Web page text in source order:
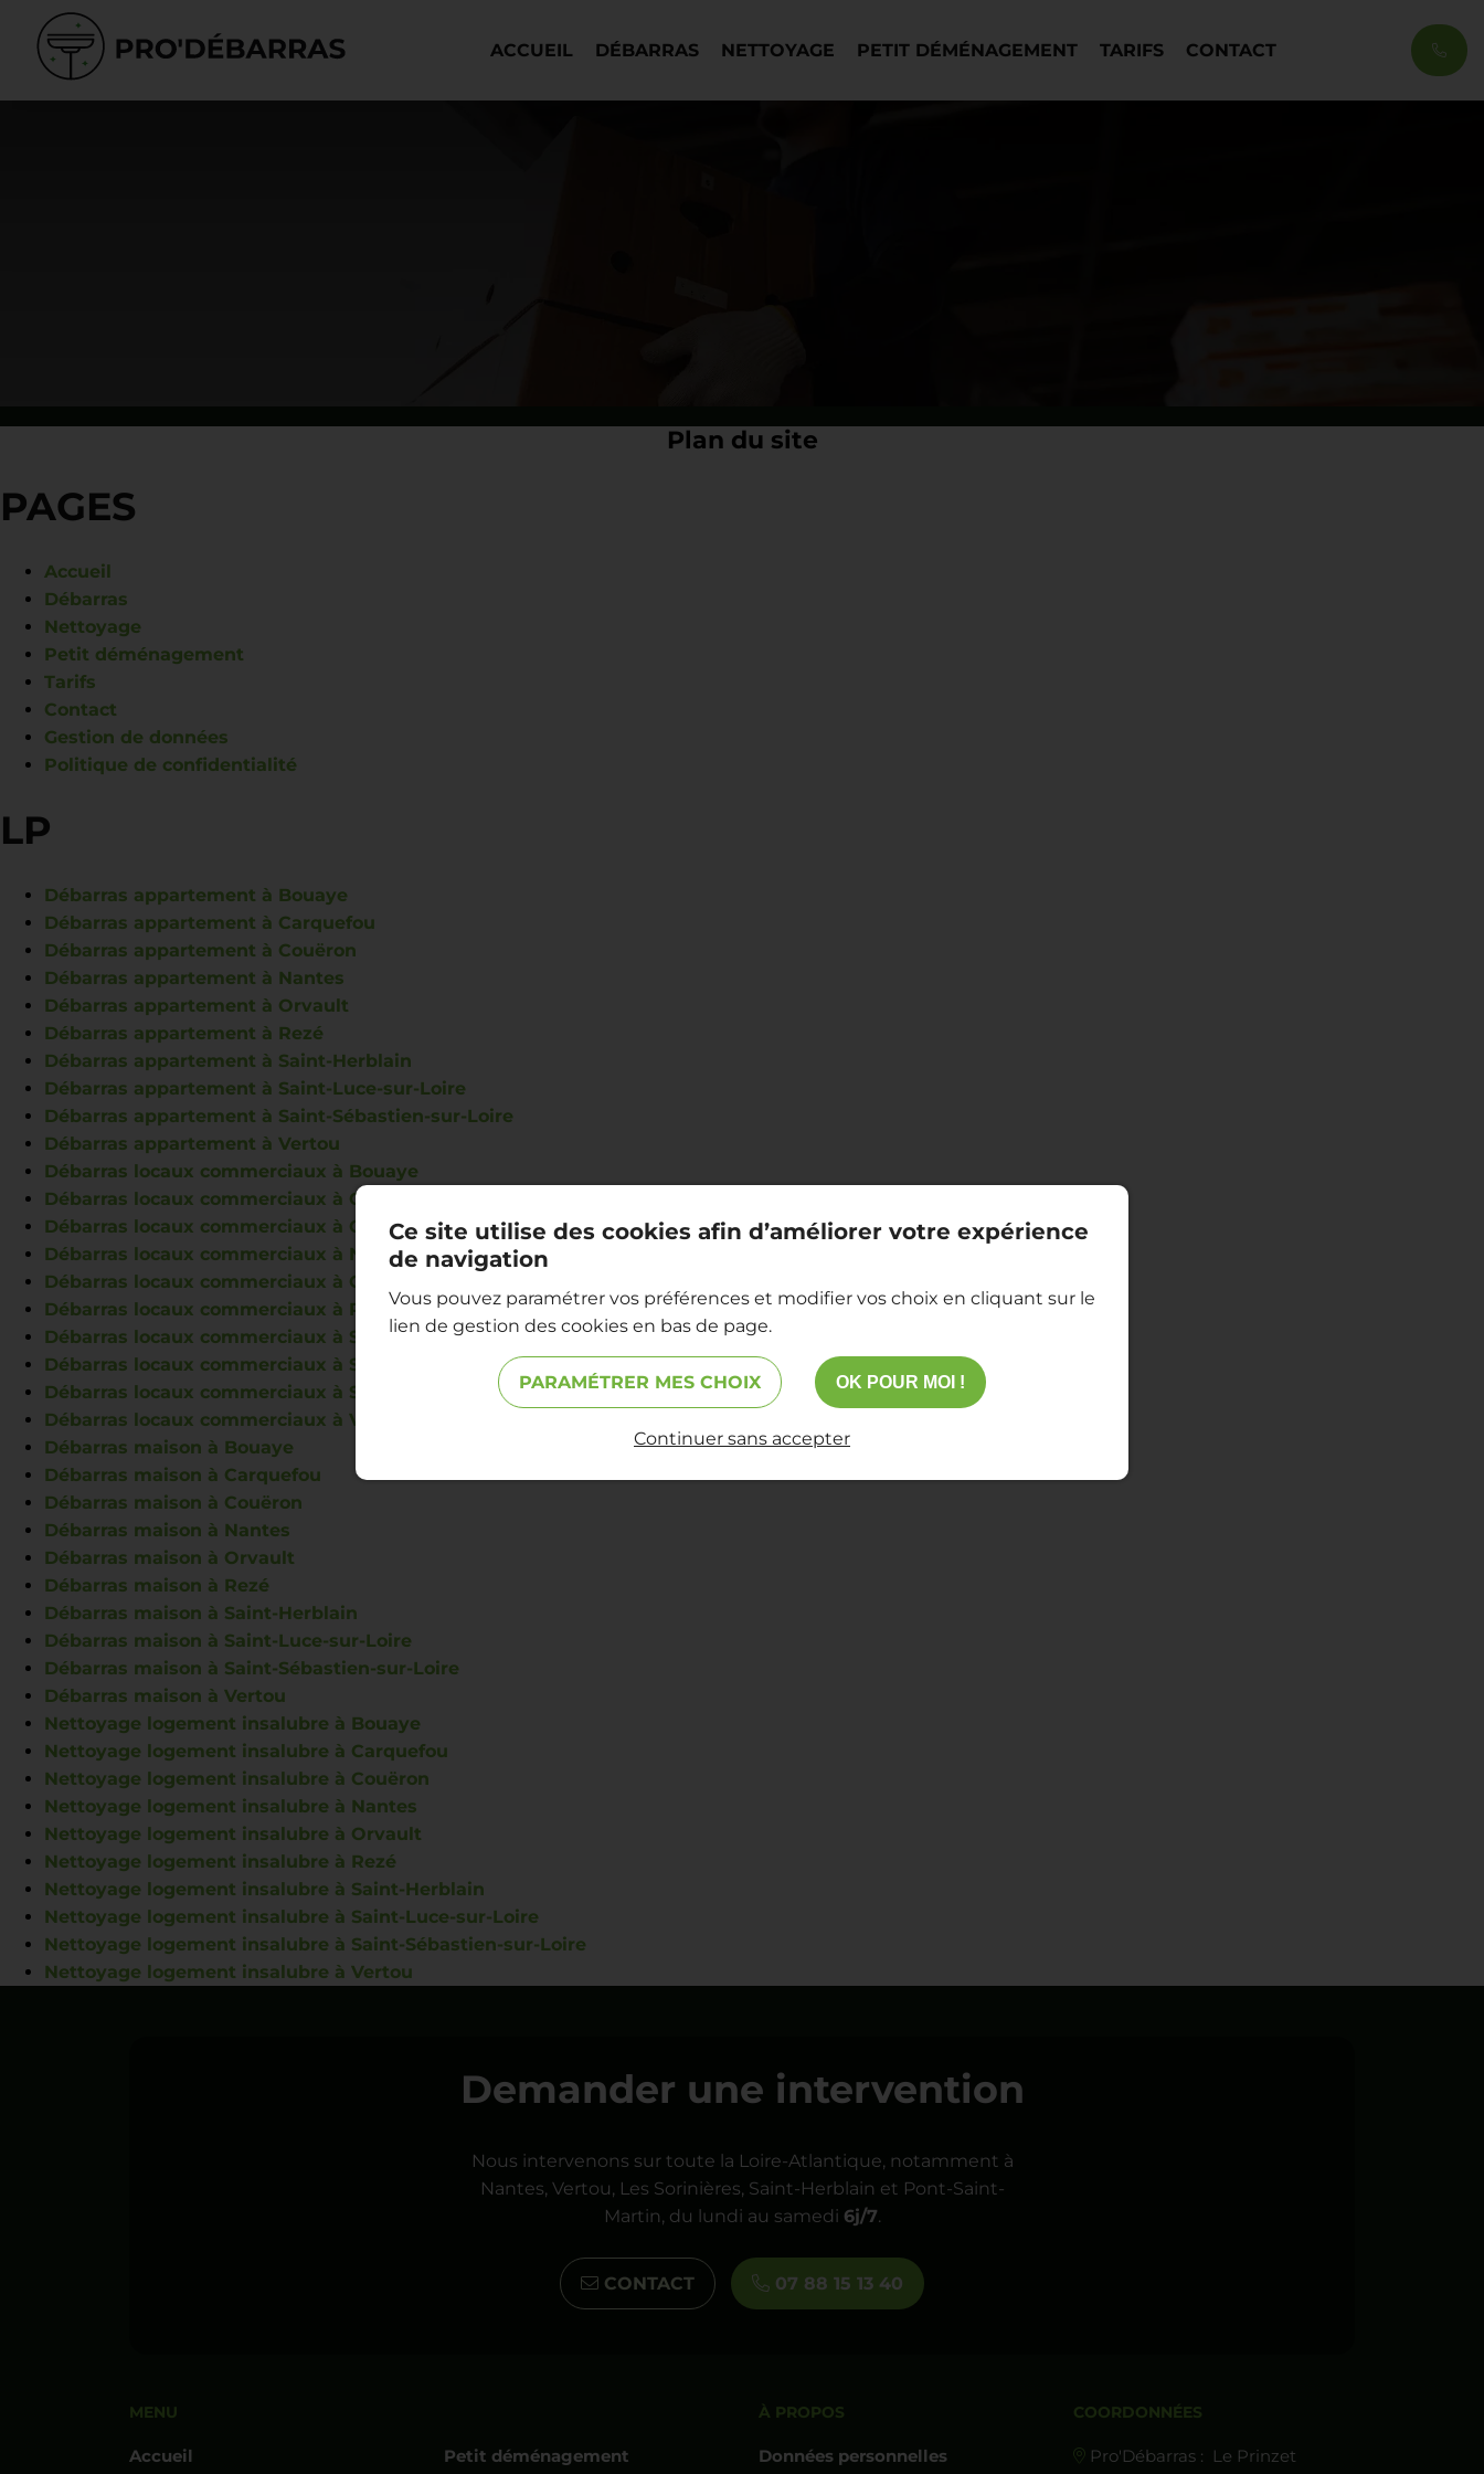
ACCUEIL DÉBARRAS NETTOYAGE PETIT DÉMÉNAGEMENT TARIFS CONTACT
Plan du site
PAGES
Accueil
Débarras
Nettoyage
Petit déménagement
Tarifs
Contact
Gestion de données
Politique de confidentialité
LP
Débarras appartement à Bouaye
Débarras appartement à Carquefou
Débarras appartement à Couëron
Débarras appartement à Nantes
Débarras appartement à Orvault
Débarras appartement à Rezé
Débarras appartement à Saint-Herblain
Débarras appartement à Saint-Luce-sur-Loire
Débarras appartement à Saint-Sébastien-sur-Loire
Débarras appartement à Vertou
Débarras locaux commerciaux à Bouaye
Débarras locaux commerciaux à Carquefou
Débarras locaux commerciaux à Couëron
Débarras locaux commerciaux à Nantes
Débarras locaux commerciaux à Orvault
Débarras locaux commerciaux à Rezé
Débarras locaux commerciaux à Saint-Herblain
Débarras locaux commerciaux à Saint-Luce-sur-Loire
Débarras locaux commerciaux à Saint-Sébastien-sur-Loire
Débarras locaux commerciaux à Vertou
Débarras maison à Bouaye
Débarras maison à Carquefou
Débarras maison à Couëron
Débarras maison à Nantes
Débarras maison à Orvault
Débarras maison à Rezé
Débarras maison à Saint-Herblain
Débarras maison à Saint-Luce-sur-Loire
Débarras maison à Saint-Sébastien-sur-Loire
Débarras maison à Vertou
Nettoyage logement insalubre à Bouaye
Nettoyage logement insalubre à Carquefou
Nettoyage logement insalubre à Couëron
Nettoyage logement insalubre à Nantes
Nettoyage logement insalubre à Orvault
Nettoyage logement insalubre à Rezé
Nettoyage logement insalubre à Saint-Herblain
Nettoyage logement insalubre à Saint-Luce-sur-Loire
Nettoyage logement insalubre à Saint-Sébastien-sur-Loire
Nettoyage logement insalubre à Vertou
Demander une intervention
Nous intervenons sur toute la Loire-Atlantique, notamment à
Nantes, Vertou, Les Sorinières, Saint-Herblain et Pont-Saint-
Martin, du lundi au samedi 6j/7.
CONTACT 07 88 15 13 40
MENU
Accueil Petit déménagement
À PROPOS
Données personnelles
COORDONNÉES
Pro'Débarras : Le Prinzet
Ce site utilise des cookies afin d’améliorer votre expérience
de navigation
Vous pouvez paramétrer vos préférences et modifier vos choix en cliquant sur le
lien de gestion des cookies en bas de page.
PARAMÉTRER MES CHOIX OK POUR MOI !
Continuer sans accepter